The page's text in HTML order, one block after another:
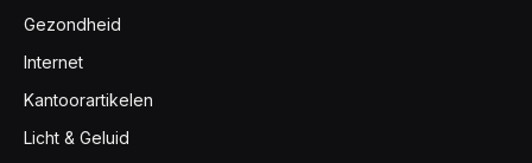
Gezondheid
Internet
Kantoorartikelen
Licht & Geluid